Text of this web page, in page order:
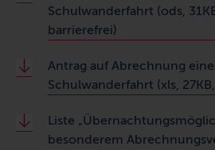
Schulwanderfahrt (ods,
barrierefrei)
Antrag auf Abrechnung
Schulwanderfahrt (xls,
Liste
besonderem